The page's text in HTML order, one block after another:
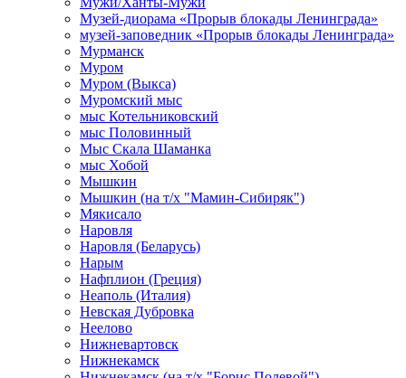
Музей-диорама «Прорыв блокады Ленинграда»
музей-заповедник «Прорыв блокады Ленинграда»
Мурманск
Муром
Муром (Выкса)
Муромский мыс
мыс Котельниковский
мыс Половинный
Мыс Скала Шаманка
мыс Хобой
Мышкин
Мышкин (на т/х "Мамин-Сибиряк")
Мякисало
Наровля
Наровля (Беларусь)
Нарым
Нафплион (Греция)
Неаполь (Италия)
Невская Дубровка
Неелово
Нижневартовск
Нижнекамск